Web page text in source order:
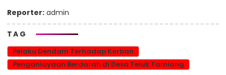
Reporter: admin
TAG
Pelaku Dendam Terhadap Korban
Penganiayaan Berdarah di Desa Teluk Tamiang